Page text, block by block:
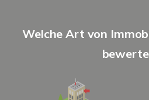
Welche Art von